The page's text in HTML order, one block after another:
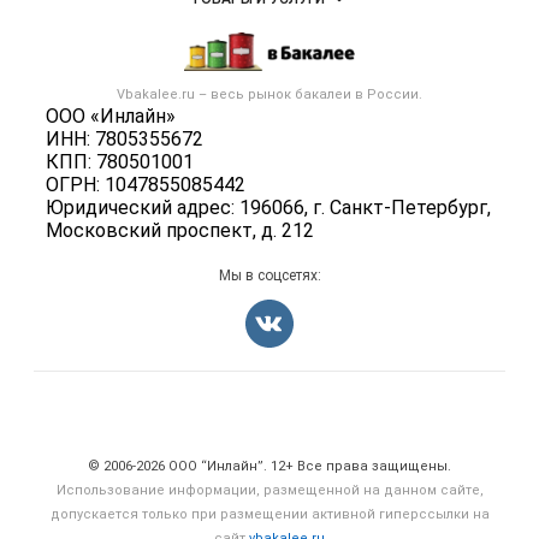
Vbakalee.ru – весь рынок бакалеи в России.
ООО «Инлайн»
ИНН: 7805355672
КПП: 780501001
ОГРН: 1047855085442
Юридический адрес: 196066, г. Санкт-Петербург,
Московский проспект, д. 212
Размещение рекламы
Публичная оферта
Контактная информация
Политика обработки персональных данных
Новости рынка
Бакалейные товары
Услуги
Добавить объявление
Мы в соцсетях:
© 2006‑2026 ООО “Инлайн”. 12+ Все права защищены.
Использование информации, размещенной на данном сайте,
допускается только при размещении активной гиперссылки на